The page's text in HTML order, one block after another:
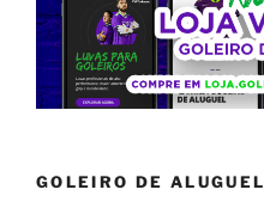
GOLEIRO DE ALUGUEL